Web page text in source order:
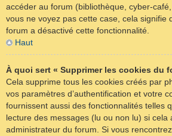
accéder au forum (bibliothèque, cyber-
vous ne voyez pas cette case, cela signifie
forum a désactivé cette fonctionnalité.
Haut
À quoi sert « Supprimer les cookies du
Cela supprime tous les cookies créés par
vos paramètres d’authentification et votre
fournissent aussi des fonctionnalités telles
lecture des messages (lu ou non lu) si cela
administrateur du forum. Si vous